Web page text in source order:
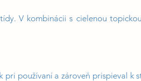
V kombinácii s cielenou
používaní a zároveň prispieval k